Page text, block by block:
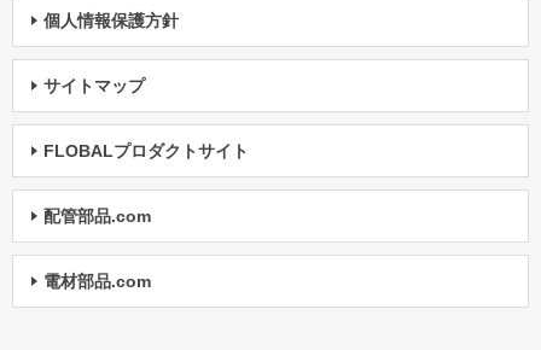
個人情報保護方針
サイトマップ
FLOBALプロダクトサイト
配管部品.com
電材部品.com